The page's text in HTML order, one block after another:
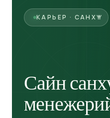
КАРЬЕР · САНХҮҮ
Сайн